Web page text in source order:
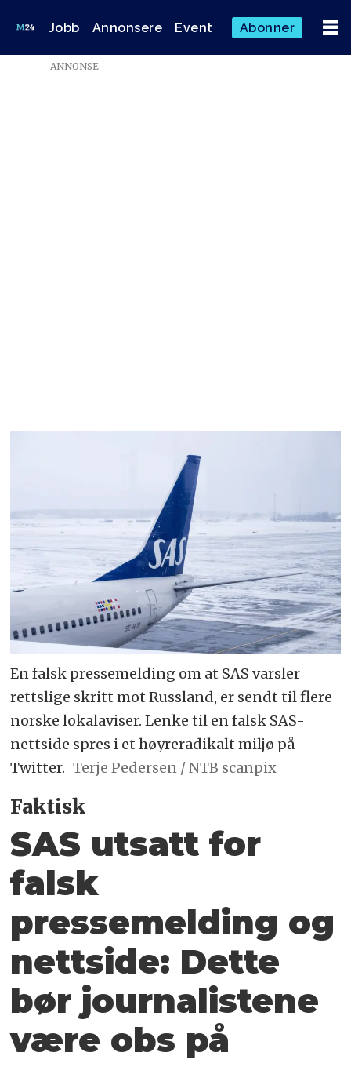
Jobb Annonsere Event Abonner
ANNONSE
En falsk pressemelding om at SAS varsler
rettslige skritt mot Russland, er sendt til flere
norske lokalaviser. Lenke til en falsk SAS-
nettside spres i et høyreradikalt miljø på
Twitter. Terje Pedersen / NTB scanpix
Faktisk
SAS utsatt for
falsk
pressemelding og
nettside: Dette
bør journalistene
være obs på